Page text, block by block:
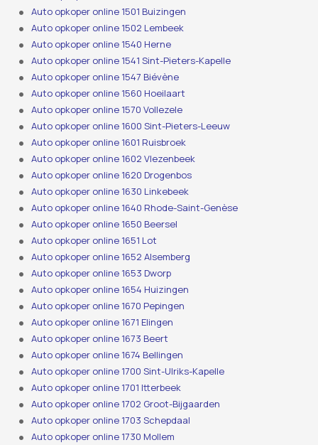
Auto opkoper online 1501 Buizingen
Auto opkoper online 1502 Lembeek
Auto opkoper online 1540 Herne
Auto opkoper online 1541 Sint-Pieters-Kapelle
Auto opkoper online 1547 Biévène
Auto opkoper online 1560 Hoeilaart
Auto opkoper online 1570 Vollezele
Auto opkoper online 1600 Sint-Pieters-Leeuw
Auto opkoper online 1601 Ruisbroek
Auto opkoper online 1602 Vlezenbeek
Auto opkoper online 1620 Drogenbos
Auto opkoper online 1630 Linkebeek
Auto opkoper online 1640 Rhode-Saint-Genèse
Auto opkoper online 1650 Beersel
Auto opkoper online 1651 Lot
Auto opkoper online 1652 Alsemberg
Auto opkoper online 1653 Dworp
Auto opkoper online 1654 Huizingen
Auto opkoper online 1670 Pepingen
Auto opkoper online 1671 Elingen
Auto opkoper online 1673 Beert
Auto opkoper online 1674 Bellingen
Auto opkoper online 1700 Sint-Ulriks-Kapelle
Auto opkoper online 1701 Itterbeek
Auto opkoper online 1702 Groot-Bijgaarden
Auto opkoper online 1703 Schepdaal
Auto opkoper online 1730 Mollem